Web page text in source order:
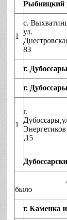
Рыбницкий
1
с.
ул.
83
г.
г. Дубоссары
1
г.
Энергетиков
,15
Аварий на
было
г. Каменка